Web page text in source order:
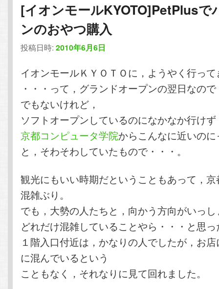
[イオンモールKYOTO]PetPlusで
ンのおやつ購入
投稿日時:2010年6月6日
イオンモールＫＹＯＴＯに，ようやく行っ
・・・って，グランドオープンの翌日なの
でもないけれど，
ソフトオープンしているのになかなか行けず
京都コンピュータ学院からこんなに近いの
と，そわそわしていたもので・・・。
観光にもいい時期だということもあって，
混雑ぶり。
でも，大勢の人たちと，向かう方向がいっ
どれだけ混雑していることやら・・・と思
１階入口付近は，かなりの人でしたが，お
に混んでいるという
こともなく，それなりに見て回れました。